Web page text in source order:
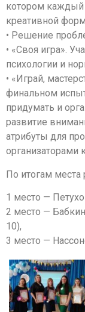
котором каждый
креативной
• Решение
• «Своя игра».
психологии и
• «Играй,
финальном
придумать и
развитие
атрибуты для
организаторами
По итогам
1 место —
2 место —
10),
3 место —